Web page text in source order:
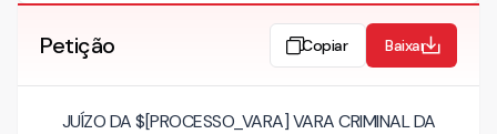
Petição Copiar Baixar
JUÍZO DA $[PROCESSO_VARA] VARA CRIMINAL DA